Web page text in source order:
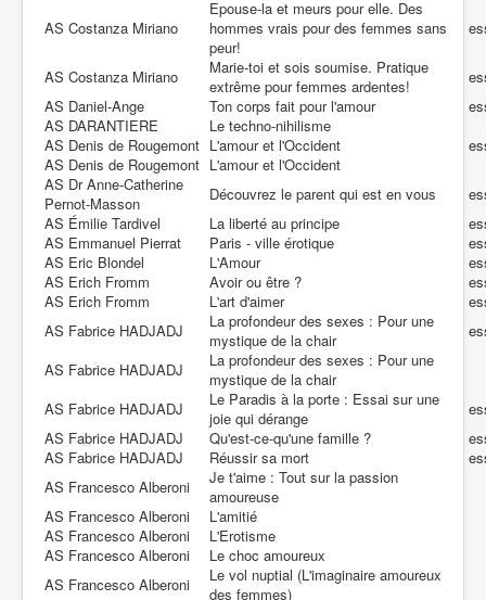
AS Costanza Miriano
Epouse-la et meurs pour elle. Des
hommes vrais pour des femmes sans
peur!
AS Costanza Miriano
Marie-toi et sois soumise. Pratique
extrême pour femmes ardentes!
AS Daniel-Ange
Ton corps fait pour l'amour
AS DARANTIERE
Le techno-nihilisme
AS Denis de Rougemont L'amour et l'Occident
AS Denis de Rougemont L'amour et l'Occident
AS Dr Anne-Catherine
Pernot-Masson
Découvrez le parent qui est en vous
AS Émilie Tardivel
La liberté au principe
AS Emmanuel Pierrat
Paris - ville érotique
AS Eric Blondel
L'Amour
AS Erich Fromm
Avoir ou être ?
AS Erich Fromm
L'art d'aimer
AS Fabrice HADJADJ
La profondeur des sexes : Pour une
mystique de la chair
AS Fabrice HADJADJ
La profondeur des sexes : Pour une
mystique de la chair
AS Fabrice HADJADJ
Le Paradis à la porte : Essai sur une
joie qui dérange
AS Fabrice HADJADJ
Qu'est-ce-qu'une famille ?
AS Fabrice HADJADJ
Réussir sa mort
AS Francesco Alberoni
Je t'aime : Tout sur la passion
amoureuse
AS Francesco Alberoni
L'amitié
AS Francesco Alberoni
L'Erotisme
AS Francesco Alberoni
Le choc amoureux
AS Francesco Alberoni
Le vol nuptial (L'imaginaire amoureux
des femmes)